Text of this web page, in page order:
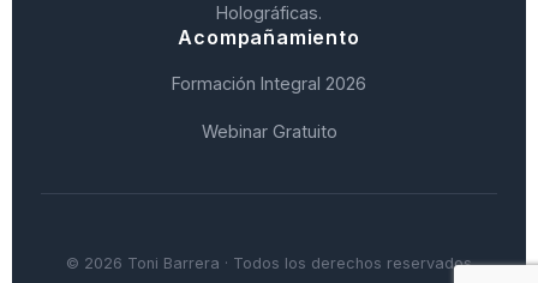
Holográficas.
Acompañamiento
Formación Integral 2026
Webinar Gratuito
© 2026 Toni Barrera · Todos los derechos reservados